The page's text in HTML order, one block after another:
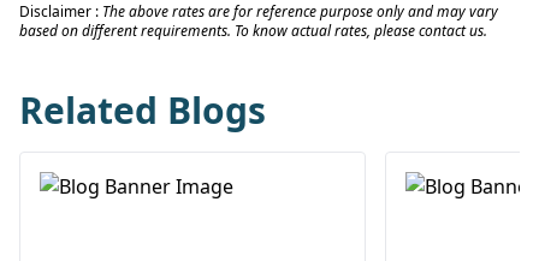
Disclaimer : The above rates are for reference purpose only and may vary
based on different requirements. To know actual rates, please contact us.
Related Blogs